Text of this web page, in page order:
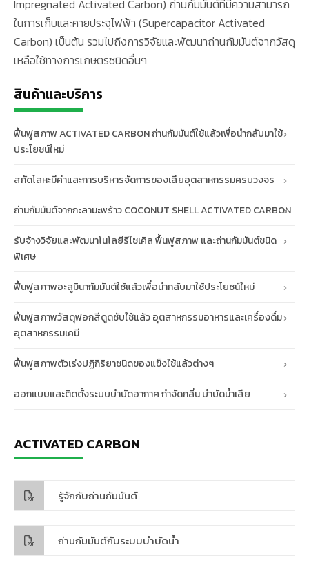
Impregnated Activated Carbon) ถ่านกัมมันต์ที่มีความสามารถ
ในการเก็บและคายประจุไฟฟ้า (Supercapacitor Activated
Carbon) เป็นต้น รวมไปถึงการวิจัยและพัฒนาถ่านกัมมันต์จากวัสดุ
เหลือใช้ทางการเกษตรชนิดอื่นๆ
สินค้าและบริการ
ฟื้นฟูสภาพ ACTIVATED CARBON ถ่านกัมมันต์ใช้แล้วเพื่อนำกลับมาใช้
ประโยชน์ใหม่
สกัดโลหะมีค่าและการบริหารจัดการของเสียอุตสาหกรรมครบวงจร
ถ่านกัมมันต์จากกะลามะพร้าว COCONUT SHELL ACTIVATED CARBON
รับจ้างวิจัยและพัฒนาโนโลยีรีไซเคิล ฟื้นฟูสภาพ และถ่านกัมมันต์ชนิด
พิเศษ
ฟื้นฟูสภาพอะลูมินากัมมันต์ใช้แล้วเพื่อนำกลับมาใช้ประโยชน์ใหม่
ฟื้นฟูสภาพวัสดุฟอกสีดูดซับใช้แล้ว อุตสาหกรรมอาหารและเครื่องดื่ม
อุตสาหกรรมเคมี
ฟื้นฟูสภาพตัวเร่งปฏิกิริยาชนิดของแข็งใช้แล้วต่างๆ
ออกแบบและติดตั้งระบบบำบัดอากาศ กำจัดกลิ่น บำบัดน้ำเสีย
ACTIVATED CARBON
รู้จักกับถ่านกัมมันต์
ถ่านกัมมันต์กับระบบบำบัดน้ำ